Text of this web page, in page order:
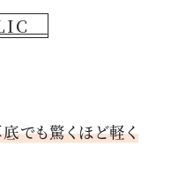
でも驚くほど軽く